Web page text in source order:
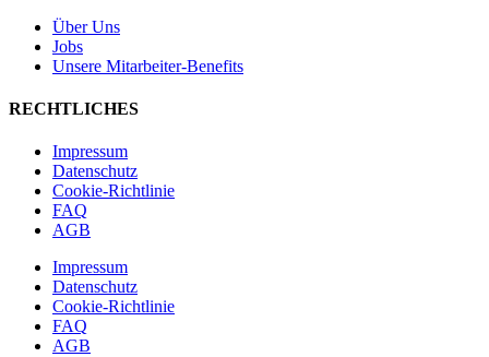
Über Uns
Jobs
Unsere Mitarbeiter-Benefits
RECHTLICHES
Impressum
Datenschutz
Cookie-Richtlinie
FAQ
AGB
Impressum
Datenschutz
Cookie-Richtlinie
FAQ
AGB